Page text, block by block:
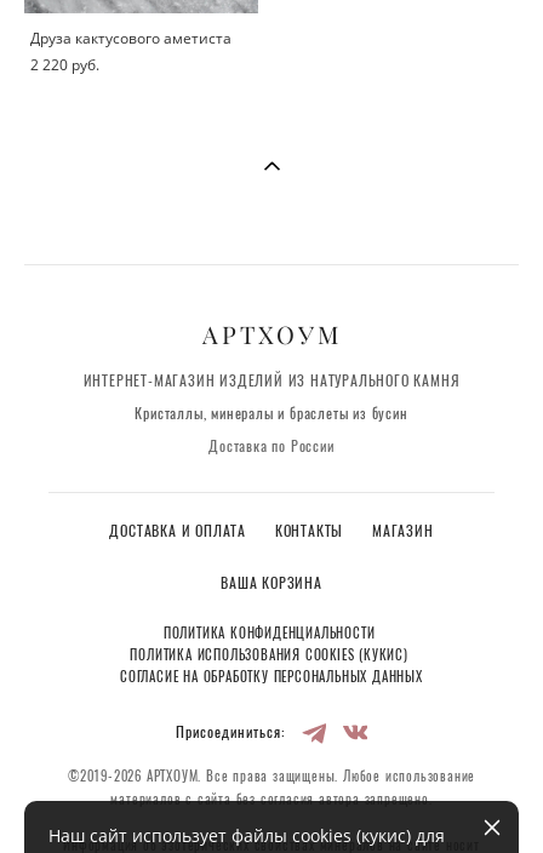
Друза кактусового аметиста
2 220 pуб.
АРТХОУМ
ИНТЕРНЕТ-МАГАЗИН ИЗДЕЛИЙ ИЗ НАТУРАЛЬНОГО КАМНЯ
Кристаллы, минералы и браслеты из бусин
Доставка по России
ДОСТАВКА И ОПЛАТА КОНТАКТЫ МАГАЗИН
ВАША КОРЗИНА
ПОЛИТИКА КОНФИДЕНЦИАЛЬНОСТИ
ПОЛИТИКА ИСПОЛЬЗОВАНИЯ COOKIES (КУКИС)
СОГЛАСИЕ НА ОБРАБОТКУ ПЕРСОНАЛЬНЫХ ДАННЫХ
Присоединиться:
©2019-2026 АРТХОУМ. Все права защищены. Любое использование
материалов с сайта без согласия автора запрещено.
Информация об эзотерических свойствах минералов на сайте носит
Наш сайт использует файлы cookies (кукис) для